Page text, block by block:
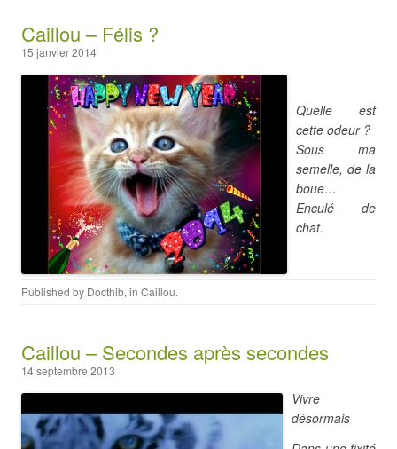
Caillou – Félis ?
15 janvier 2014
Quelle est
cette odeur ?
Sous ma
semelle, de la
boue…
Enculé de
chat.
Published by Docthib, in Caillou.
Caillou – Secondes après secondes
14 septembre 2013
Vivre
désormais